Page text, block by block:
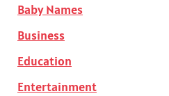
Baby Names
Business
Education
Entertainment